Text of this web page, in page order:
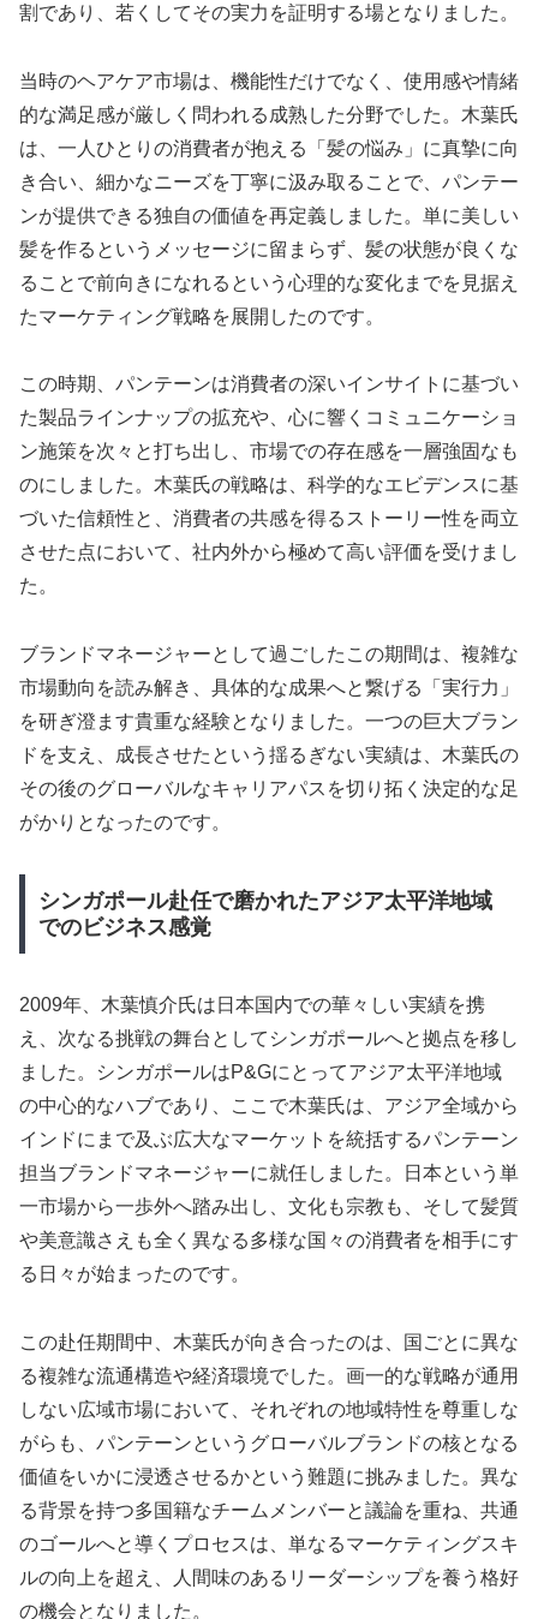
割であり、若くしてその実力を証明する場となりました。
当時のヘアケア市場は、機能性だけでなく、使用感や情緒
的な満足感が厳しく問われる成熟した分野でした。木葉氏
は、一人ひとりの消費者が抱える「髪の悩み」に真摯に向
き合い、細かなニーズを丁寧に汲み取ることで、パンテー
ンが提供できる独自の価値を再定義しました。単に美しい
髪を作るというメッセージに留まらず、髪の状態が良くな
ることで前向きになれるという心理的な変化までを見据え
たマーケティング戦略を展開したのです。
この時期、パンテーンは消費者の深いインサイトに基づい
た製品ラインナップの拡充や、心に響くコミュニケーショ
ン施策を次々と打ち出し、市場での存在感を一層強固なも
のにしました。木葉氏の戦略は、科学的なエビデンスに基
づいた信頼性と、消費者の共感を得るストーリー性を両立
させた点において、社内外から極めて高い評価を受けまし
た。
ブランドマネージャーとして過ごしたこの期間は、複雑な
市場動向を読み解き、具体的な成果へと繋げる「実行力」
を研ぎ澄ます貴重な経験となりました。一つの巨大ブラン
ドを支え、成長させたという揺るぎない実績は、木葉氏の
その後のグローバルなキャリアパスを切り拓く決定的な足
がかりとなったのです。
シンガポール赴任で磨かれたアジア太平洋地域
でのビジネス感覚
2009年、木葉慎介氏は日本国内での華々しい実績を携
え、次なる挑戦の舞台としてシンガポールへと拠点を移し
ました。シンガポールはP&Gにとってアジア太平洋地域
の中心的なハブであり、ここで木葉氏は、アジア全域から
インドにまで及ぶ広大なマーケットを統括するパンテーン
担当ブランドマネージャーに就任しました。日本という単
一市場から一歩外へ踏み出し、文化も宗教も、そして髪質
や美意識さえも全く異なる多様な国々の消費者を相手にす
る日々が始まったのです。
この赴任期間中、木葉氏が向き合ったのは、国ごとに異な
る複雑な流通構造や経済環境でした。画一的な戦略が通用
しない広域市場において、それぞれの地域特性を尊重しな
がらも、パンテーンというグローバルブランドの核となる
価値をいかに浸透させるかという難題に挑みました。異な
る背景を持つ多国籍なチームメンバーと議論を重ね、共通
のゴールへと導くプロセスは、単なるマーケティングスキ
ルの向上を超え、人間味のあるリーダーシップを養う格好
の機会となりました。